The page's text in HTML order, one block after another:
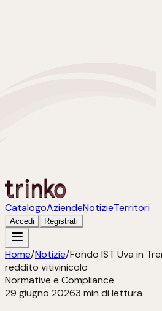
CatalogoAziendeNotizieTerritori
Accedi Registrati
Home/Notizie/Fondo IST Uva in
reddito vitivinicolo
Normative e Compliance
29 giugno 20263 min di lettura